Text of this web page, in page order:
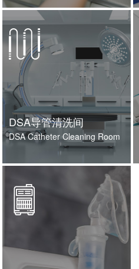
DSA导管清洗间
DSA Catheter Cleaning Room